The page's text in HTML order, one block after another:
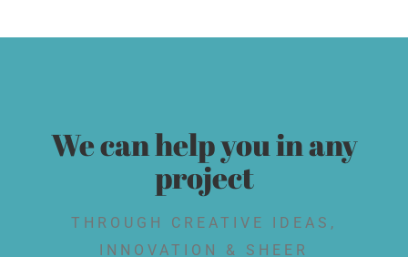
We can help you in any
project
THROUGH CREATIVE IDEAS,
INNOVATION & SHEER